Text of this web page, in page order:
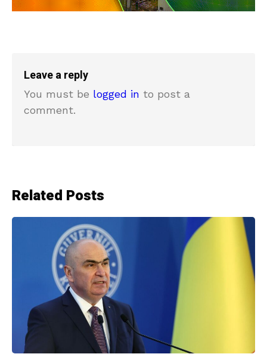
Leave a reply
You must be logged in to post a
comment.
Related Posts